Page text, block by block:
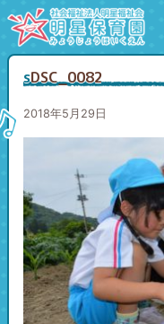
sDSC_0082
2018年5月29日